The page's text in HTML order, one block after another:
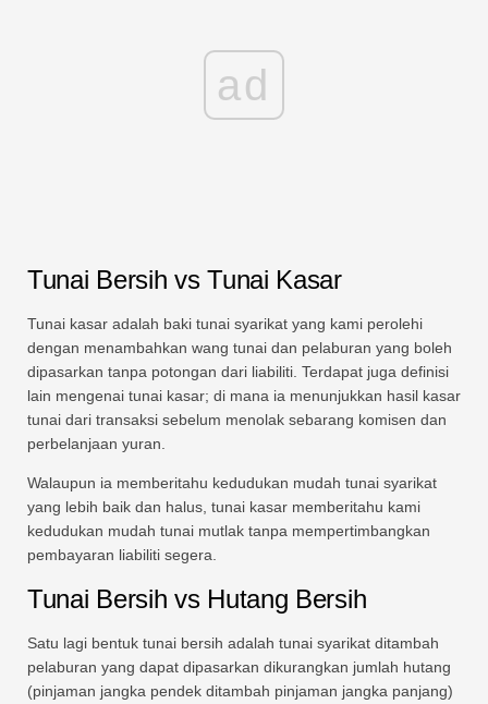
ad
Tunai Bersih vs Tunai Kasar
Tunai kasar adalah baki tunai syarikat yang kami perolehi
dengan menambahkan wang tunai dan pelaburan yang boleh
dipasarkan tanpa potongan dari liabiliti. Terdapat juga definisi
lain mengenai tunai kasar; di mana ia menunjukkan hasil kasar
tunai dari transaksi sebelum menolak sebarang komisen dan
perbelanjaan yuran.
Walaupun ia memberitahu kedudukan mudah tunai syarikat
yang lebih baik dan halus, tunai kasar memberitahu kami
kedudukan mudah tunai mutlak tanpa mempertimbangkan
pembayaran liabiliti segera.
Tunai Bersih vs Hutang Bersih
Satu lagi bentuk tunai bersih adalah tunai syarikat ditambah
pelaburan yang dapat dipasarkan dikurangkan jumlah hutang
(pinjaman jangka pendek ditambah pinjaman jangka panjang)